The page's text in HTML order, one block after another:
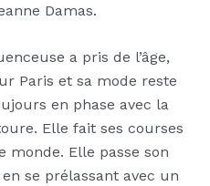
Damas.
a pris de l’âge,
Paris et sa mode reste
en phase avec la
Elle fait ses courses
Elle passe son
se prélassant avec un